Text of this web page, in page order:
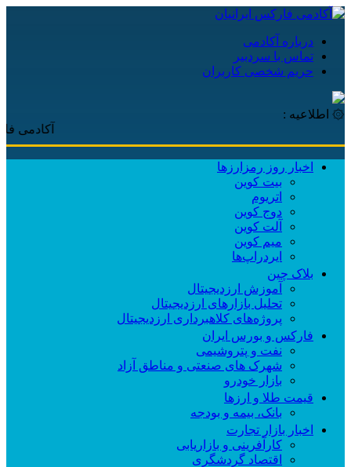
درباره آکادمی
تماس با سردبیر
حریم شخصی کاربران
۞ اطلاعیه :
آکادمی فارکس
اخبار روز رمزارزها
بیت کوین
اتریوم
دوج کوین
آلت کوین
میم کوین‌
ایردراپ‌ها
بلاک چین
آموزش ارزدیجیتال
تحلیل بازارهای ارزدیجیتال
پروژه‌های کلاهبرداری ارزدیجیتال
فارکس و بورس ایران
نفت و پتروشیمی
شهرک های صنعتی و مناطق آزاد
بازار خودرو
قیمت طلا و ارزها
بانک، بیمه و بودجه
اخبار بازار تجارت
کارآفرینی و بازاریابی
اقتصاد گردشگری